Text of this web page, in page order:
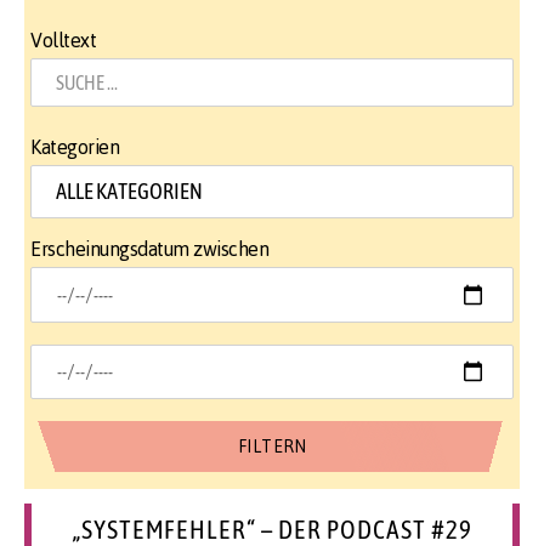
Volltext
Kategorien
Erscheinungsdatum zwischen
„SYSTEMFEHLER“ – DER PODCAST #29